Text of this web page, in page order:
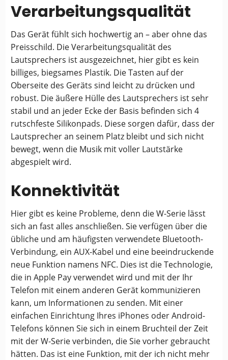
Verarbeitungsqualität
Das Gerät fühlt sich hochwertig an – aber ohne das
Preisschild. Die Verarbeitungsqualität des
Lautsprechers ist ausgezeichnet, hier gibt es kein
billiges, biegsames Plastik. Die Tasten auf der
Oberseite des Geräts sind leicht zu drücken und
robust. Die äußere Hülle des Lautsprechers ist sehr
stabil und an jeder Ecke der Basis befinden sich 4
rutschfeste Silikonpads. Diese sorgen dafür, dass der
Lautsprecher an seinem Platz bleibt und sich nicht
bewegt, wenn die Musik mit voller Lautstärke
abgespielt wird.
Konnektivität
Hier gibt es keine Probleme, denn die W-Serie lässt
sich an fast alles anschließen. Sie verfügen über die
übliche und am häufigsten verwendete Bluetooth-
Verbindung, ein AUX-Kabel und eine beeindruckende
neue Funktion namens NFC. Dies ist die Technologie,
die in Apple Pay verwendet wird und mit der Ihr
Telefon mit einem anderen Gerät kommunizieren
kann, um Informationen zu senden. Mit einer
einfachen Einrichtung Ihres iPhones oder Android-
Telefons können Sie sich in einem Bruchteil der Zeit
mit der W-Serie verbinden, die Sie vorher gebraucht
hätten. Das ist eine Funktion, mit der ich nicht mehr